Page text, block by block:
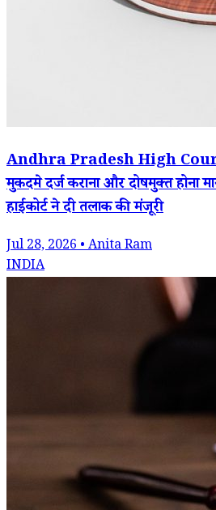
Andhra Pradesh High Court
मुकदमे दर्ज कराना और दोषमुक्त होना
हाईकोर्ट ने दी तलाक की मंजूरी
Jul 28, 2026 • Anita Ram
INDIA